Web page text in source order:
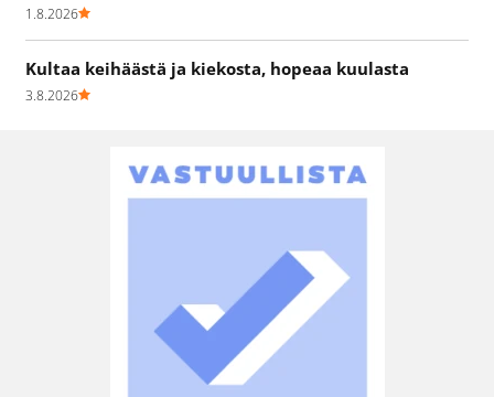
1.8.2026
Kultaa keihäästä ja kiekosta, hopeaa kuulasta
3.8.2026